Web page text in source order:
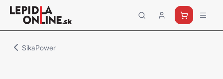
Priemyselné
lepidlá
SikaPower